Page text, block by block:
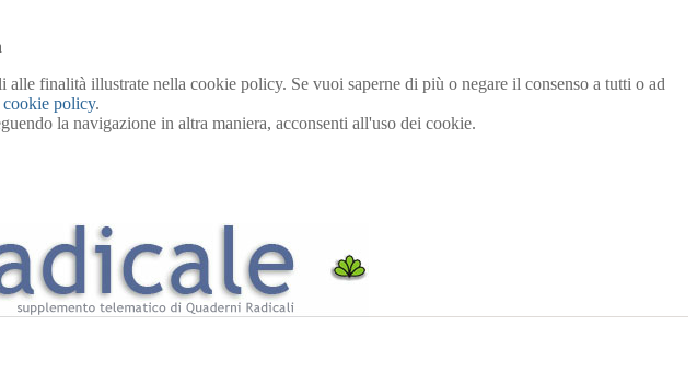
finalità illustrate nella cookie policy. Se vuoi saperne di più o negare il consenso a tutti o ad
cookie policy.
la navigazione in altra maniera, acconsenti all'uso dei cookie.